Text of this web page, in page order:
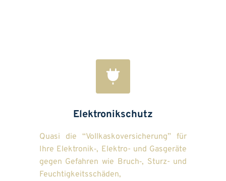
Elektronikschutz
Quasi die “Vollkaskoversicherung” für
Ihre Elektronik‑, Elektro- und Gasgeräte
gegen Gefahren wie Bruch‑, Sturz- und
Feuchtigkeitsschäden,